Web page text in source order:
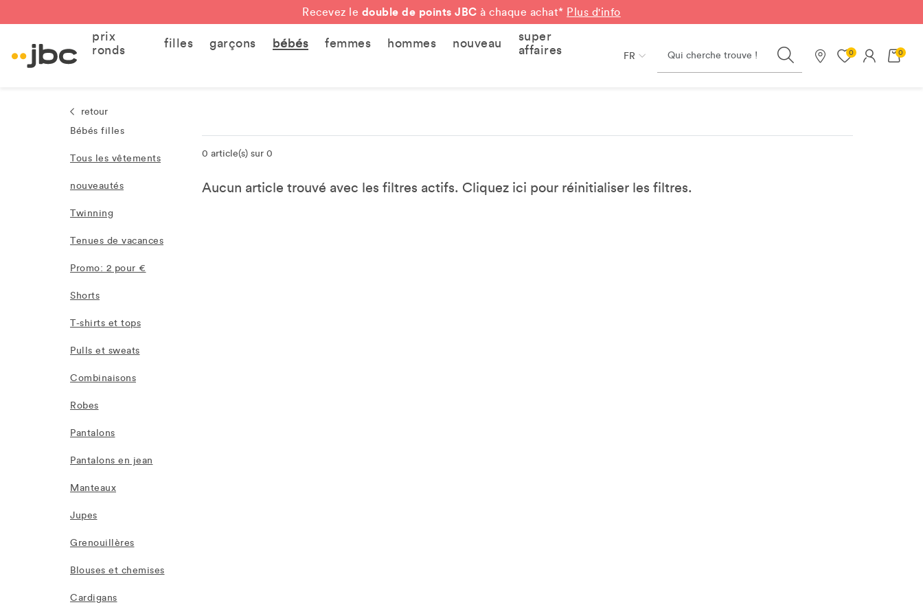
Recevez le double de points JBC à chaque achat* Plus d'info
prix
ronds
filles garçons bébés femmes hommes nouveau
super
affaires
FR Search
Nos magasins
0 0
retour
Bébés filles
Tous les vêtements
nouveautés
Twinning
Tenues de vacances
Promo: 2 pour €
Shorts
T-shirts et tops
Pulls et sweats
Combinaisons
Robes
Pantalons
Pantalons en jean
Manteaux
Jupes
Grenouillères
Blouses et chemises
Cardigans
0 article(s) sur 0
Aucun article trouvé avec les filtres actifs. Cliquez ici pour réinitialiser les filtres.